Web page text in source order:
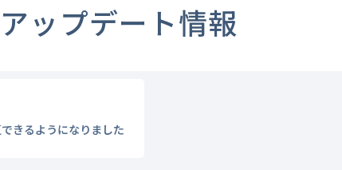
ップデート情報
きるようになりました